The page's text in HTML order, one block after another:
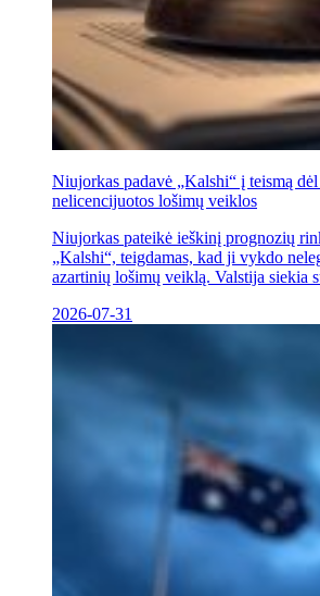
Niujorkas padavė „Kalshi“ į teismą
nelicencijuotos lošimų veiklos
Niujorkas pateikė ieškinį prognozių
„Kalshi“, teigdamas, kad ji vykdo
azartinių lošimų veiklą. Valstija siekia
2026-07-31